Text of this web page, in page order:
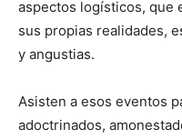
aspectos logísticos, que
sus propias realidades,
y angustias.
Asisten a esos eventos
adoctrinados,